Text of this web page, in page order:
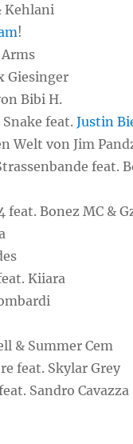
Kehlani
!
Giesinger
Bibi H.
Snake feat.Justin
Welt von Jim
feat.
feat. Bonez MC &
Kiiara
& Summer Cem
feat. Skylar Grey
Sandro Cavazza